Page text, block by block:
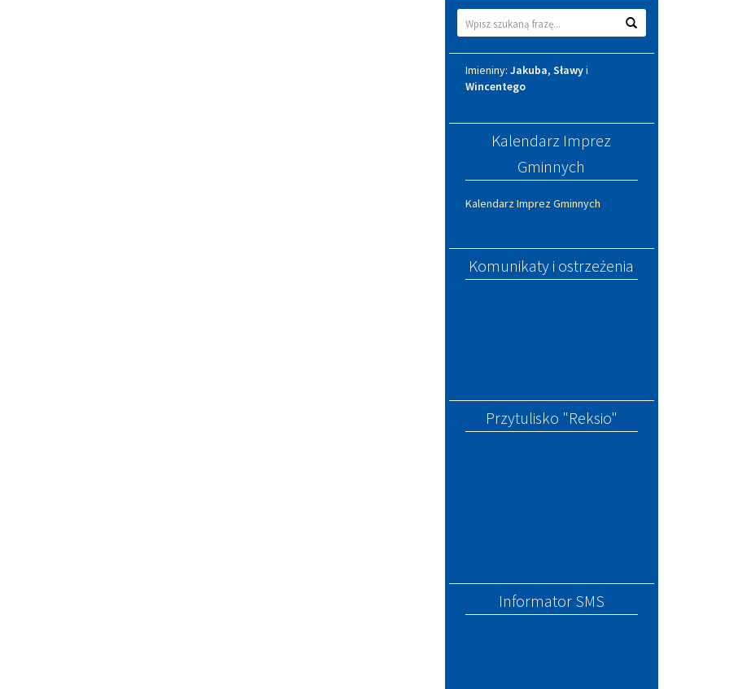
Wyszukiwarka Wyszukaj
Imieniny
Imieniny: Jakuba, Sławyi
Wincentego
Kalendarz Imprez
Gminnych
Kalendarz Imprez Gminnych
Komunikaty i ostrzeżenia
Przytulisko "Reksio"
Informator SMS